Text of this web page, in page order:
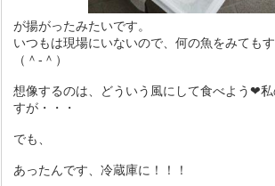
が揚がったみたいです。
いつもは現場にいないので、何の魚をみても
（＾-＾）
想像するのは、どういう風にして食べよう❤
すが・・・
でも、
あったんです、冷蔵庫に！！！